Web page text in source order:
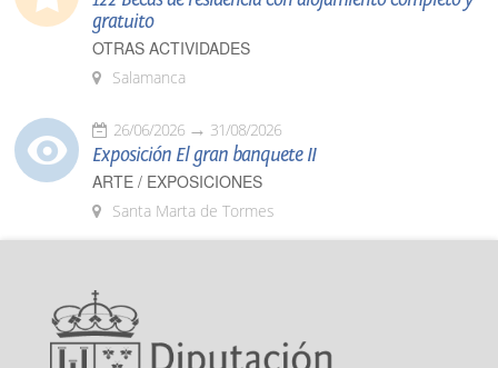
gratuito
OTRAS ACTIVIDADES
Salamanca
26/06/2026 31/08/2026
Exposición El gran banquete II
ARTE / EXPOSICIONES
Santa Marta de Tormes